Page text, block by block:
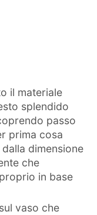
il materiale
splendido
passo
prima cosa
dimensione
che
in base
vaso che